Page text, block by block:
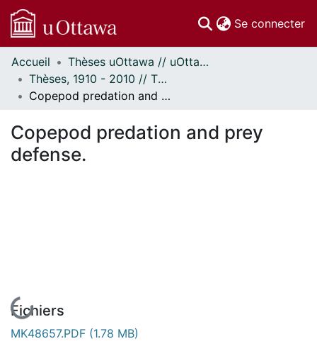
Se connecter
Communautés
et collections
Parcourir
À propos
Accueil
Thèses uOttawa // uOttawa Theses
Thèses, 1910 - 2010 // Theses, 1910 - 2010
Copepod predation and prey defense.
Copepod predation and prey
defense.
En cours de chargement...
Fichiers
MK48657.PDF (1.78 MB)